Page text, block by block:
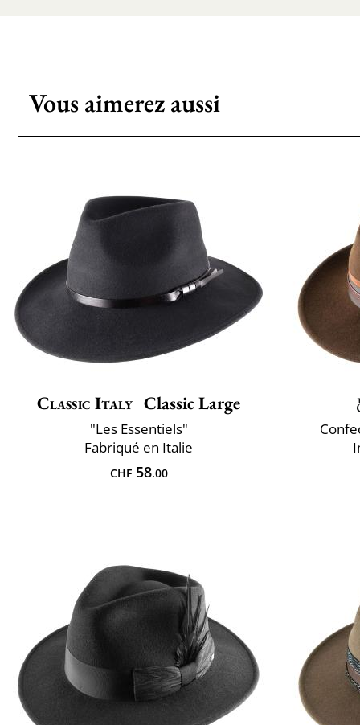
Vous aimerez aussi
Classic Italy Classic Large
"Les Essentiels"
Fabriqué en Italie
CHF58.00